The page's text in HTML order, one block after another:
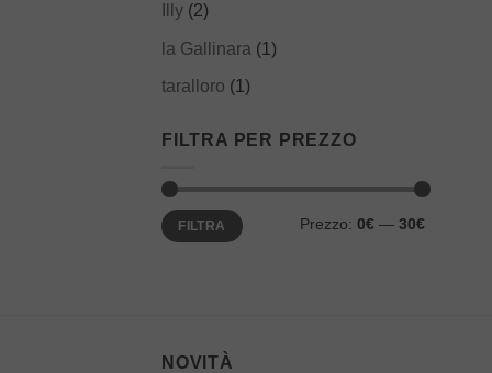
Illy (2)
la Gallinara (1)
taralloro (1)
FILTRA PER PREZZO
Prezzo
Min
Prezzo
MaxFILTRA Prezzo: 0€ — 30€
NOVITÀ